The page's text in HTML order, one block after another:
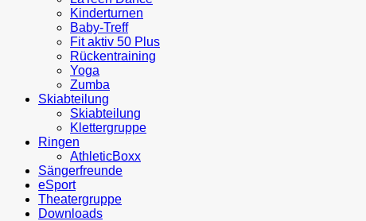
Kinderturnen
Baby-Treff
Fit aktiv 50 Plus
Rückentraining
Yoga
Zumba
Skiabteilung
Skiabteilung
Klettergruppe
Ringen
AthleticBoxx
Sängerfreunde
eSport
Theatergruppe
Downloads